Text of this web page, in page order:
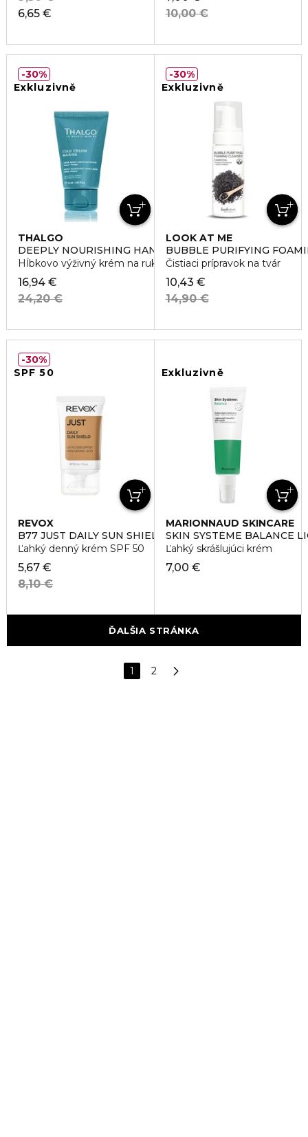
6,65 €
10,00 €
Exkluzivně
THALGO
DEEPLY NOURISHING HAND CREAM
Hĺbkovo výživný krém na ruky
16,94 €
24,20 €
30%
Exkluzivně
LOOK AT ME
BUBBLE PURIFYING
Čistiaci prípravok na tvár
10,43 €
14,90 €
30%
SPF 50
REVOX
B77 JUST DAILY SUN SHIELD SPF 50
Ľahký denný krém SPF 50
5,67 €
8,10 €
30%
Exkluzivně
MARIONNAUD SKINCARE
SKIN SYSTÉME BALANCE
Ľahký skrášlujúci krém
7,00 €
ĎALŠIA STRÁNKA
1 2